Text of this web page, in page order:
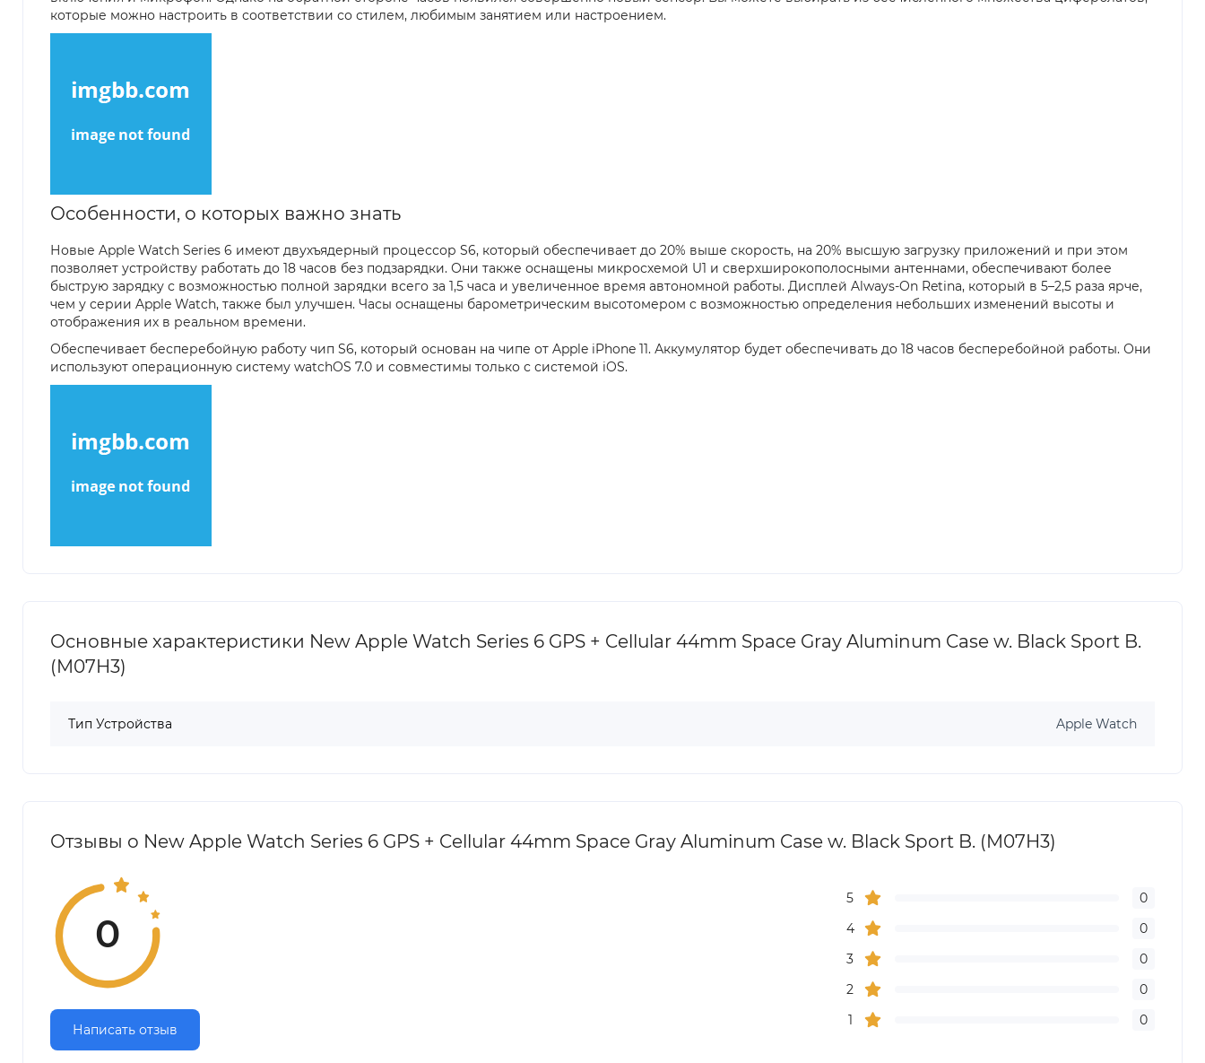
которые можно настроить в соответствии со стилем, любимым занятием или настроением.
Особенности, о которых важно знать
Новые Apple Watch Series 6 имеют двухъядерный процессор S6, который обеспечивает до 20% выше скорость, на 20% высшую загрузку приложений и при этом
позволяет устройству работать до 18 часов без подзарядки. Они также оснащены микросхемой U1 и сверхширокополосными антеннами, обеспечивают более
быструю зарядку с возможностью полной зарядки всего за 1,5 часа и увеличенное время автономной работы. Дисплей Always-On Retina, который в 5–2,5 раза ярче,
чем у серии Apple Watch, также был улучшен. Часы оснащены барометрическим высотомером с возможностью определения небольших изменений высоты и
отображения их в реальном времени.
Обеспечивает бесперебойную работу чип S6, который основан на чипе от Apple iPhone 11. Аккумулятор будет обеспечивать до 18 часов бесперебойной работы. Они
используют операционную систему watchOS 7.0 и совместимы только с системой iOS.
Основные характеристики New Apple Watch Series 6 GPS + Cellular 44mm Space Gray Aluminum Case w. Black Sport B.
(M07H3)
Тип Устройства Apple Watch
Отзывы о New Apple Watch Series 6 GPS + Cellular 44mm Space Gray Aluminum Case w. Black Sport B. (M07H3)
0
Написать отзыв
5
0
4
0
3
0
2
0
1
0